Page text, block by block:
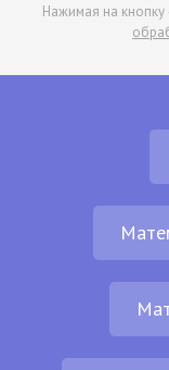
Нажимая на кнопку